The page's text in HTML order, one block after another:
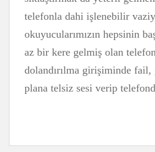
telefonla dahi işlenebilir
okuyucularımızın hepsinin
az bir kere gelmiş olan telefon
dolandırılma girişiminde
plana telsiz sesi verip